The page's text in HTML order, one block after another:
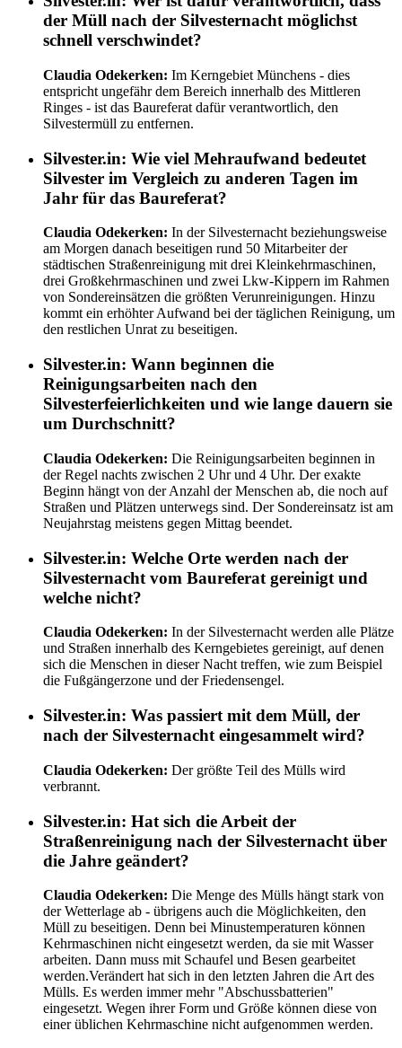
der Müll nach der Silvesternacht möglichst
schnell verschwindet?
Claudia Odekerken: Im Kerngebiet Münchens - dies
entspricht ungefähr dem Bereich innerhalb des Mittleren
Ringes - ist das Baureferat dafür verantwortlich, den
Silvestermüll zu entfernen.
Silvester.in: Wie viel Mehraufwand bedeutet
Silvester im Vergleich zu anderen Tagen im
Jahr für das Baureferat?
Claudia Odekerken: In der Silvesternacht beziehungsweise
am Morgen danach beseitigen rund 50 Mitarbeiter der
städtischen Straßenreinigung mit drei Kleinkehrmaschinen,
drei Großkehrmaschinen und zwei Lkw-Kippern im Rahmen
von Sondereinsätzen die größten Verunreinigungen. Hinzu
kommt ein erhöhter Aufwand bei der täglichen Reinigung, um
den restlichen Unrat zu beseitigen.
Silvester.in: Wann beginnen die
Reinigungsarbeiten nach den
Silvesterfeierlichkeiten und wie lange dauern sie
um Durchschnitt?
Claudia Odekerken: Die Reinigungsarbeiten beginnen in
der Regel nachts zwischen 2 Uhr und 4 Uhr. Der exakte
Beginn hängt von der Anzahl der Menschen ab, die noch auf
Straßen und Plätzen unterwegs sind. Der Sondereinsatz ist am
Neujahrstag meistens gegen Mittag beendet.
Silvester.in: Welche Orte werden nach der
Silvesternacht vom Baureferat gereinigt und
welche nicht?
Claudia Odekerken: In der Silvesternacht werden alle Plätze
und Straßen innerhalb des Kerngebietes gereinigt, auf denen
sich die Menschen in dieser Nacht treffen, wie zum Beispiel
die Fußgängerzone und der Friedensengel.
Silvester.in: Was passiert mit dem Müll, der
nach der Silvesternacht eingesammelt wird?
Claudia Odekerken: Der größte Teil des Mülls wird
verbrannt.
Silvester.in: Hat sich die Arbeit der
Straßenreinigung nach der Silvesternacht über
die Jahre geändert?
Claudia Odekerken: Die Menge des Mülls hängt stark von
der Wetterlage ab - übrigens auch die Möglichkeiten, den
Müll zu beseitigen. Denn bei Minustemperaturen können
Kehrmaschinen nicht eingesetzt werden, da sie mit Wasser
arbeiten. Dann muss mit Schaufel und Besen gearbeitet
werden.Verändert hat sich in den letzten Jahren die Art des
Mülls. Es werden immer mehr "Abschussbatterien"
eingesetzt. Wegen ihrer Form und Größe können diese von
einer üblichen Kehrmaschine nicht aufgenommen werden.